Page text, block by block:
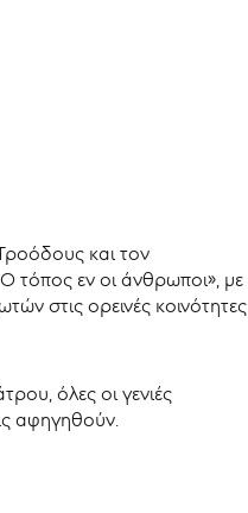
και τον
τόπος εν οι άνθρωποι», με
στις ορεινές κοινότητες
όλες οι γενιές
αφηγηθούν.